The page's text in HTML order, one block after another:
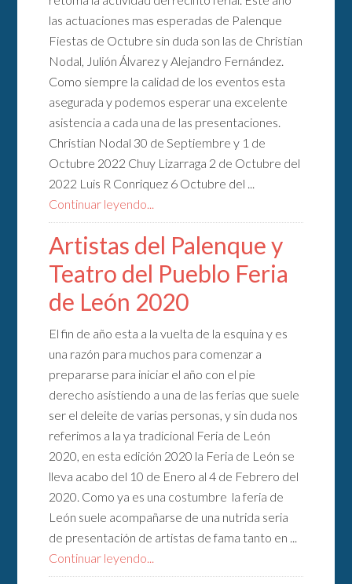
las actuaciones mas esperadas de Palenque
Fiestas de Octubre sin duda son las de Christian
Nodal, Julión Álvarez y Alejandro Fernández.
Como siempre la calidad de los eventos esta
asegurada y podemos esperar una excelente
asistencia a cada una de las presentaciones.
Christian Nodal 30 de Septiembre y 1 de
Octubre 2022 Chuy Lizarraga 2 de Octubre del
2022 Luis R Conriquez 6 Octubre del ...
Continuar leyendo...
Artistas del Palenque y
Teatro del Pueblo Feria
de León 2020
El fin de año esta a la vuelta de la esquina y es
una razón para muchos para comenzar a
prepararse para iniciar el año con el pie
derecho asistiendo a una de las ferias que suele
ser el deleite de varias personas, y sin duda nos
referimos a la ya tradicional Feria de León
2020, en esta edición 2020 la Feria de León se
lleva acabo del 10 de Enero al 4 de Febrero del
2020. Como ya es una costumbre la feria de
León suele acompañarse de una nutrida seria
de presentación de artistas de fama tanto en ...
Continuar leyendo...